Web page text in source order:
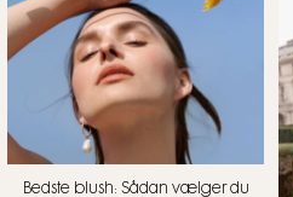
Bedste blush: Sådan vælger du